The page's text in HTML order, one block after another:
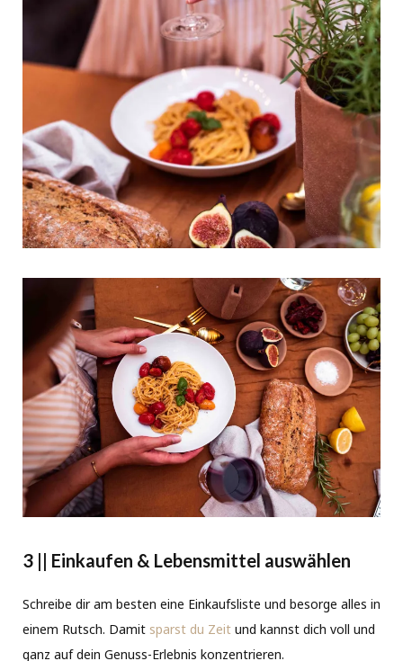
3 || Einkaufen & Lebensmittel auswählen
Schreibe dir am besten eine Einkaufsliste und besorge alles in
einem Rutsch. Damit sparst du Zeit und kannst dich voll und
ganz auf dein Genuss-Erlebnis konzentrieren.